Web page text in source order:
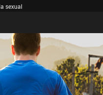
sexual